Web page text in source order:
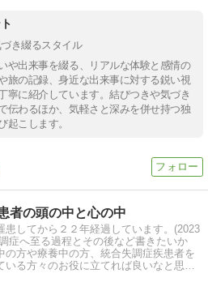
き綴るスタイル
や出来事を綴る、リアルな体験と感情の
旅の記録、身近な出来事に対する鋭い視
寧に紹介しています。結びつきや気づき
伝わるほか、気軽さと深みを併せ持つ独
起こします。
者の頭の中と心の中
患してから２２年経過しています。(2023
症へ至る過程とその後など書きたいか
の方や療養中の方、統合失調症疾患者を
いる方々のお役に立てれば良いなと思い